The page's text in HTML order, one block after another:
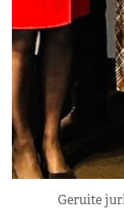
Geruite